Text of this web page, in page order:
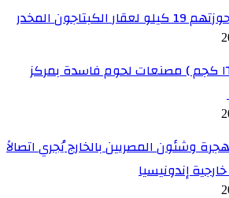
ضبط ( ١١طن و ١٦٥ كجم ) مصنعات لحوم فاسدة بمركز
وشئون المصريين بالخارج يُجري اتصالاً
إندونيسيا